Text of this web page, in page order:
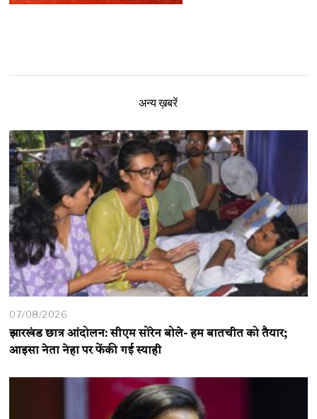
अन्य ख़बरें
07/08/2026
झारखंड छात्र आंदोलन: सीएम सोरेन बोले- हम बातचीत को तैयार;
आइसा नेता नेहा पर फेंकी गई स्याही